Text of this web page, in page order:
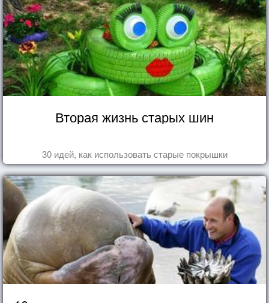
Вторая жизнь старых шин
30 идей, как использовать старые покрышки